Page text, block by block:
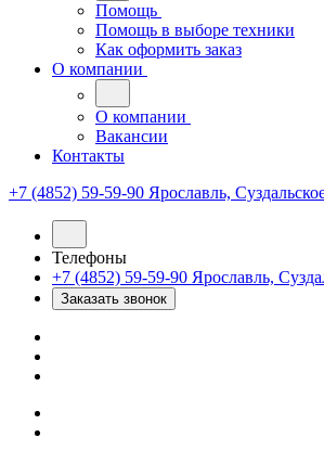
Помощь
Помощь в выборе техники
Как оформить заказ
О компании
О компании
Вакансии
Контакты
+7 (4852) 59-59-90 Ярославль,
Телефоны
+7 (4852) 59-59-90 Ярославль,
Заказать звонок